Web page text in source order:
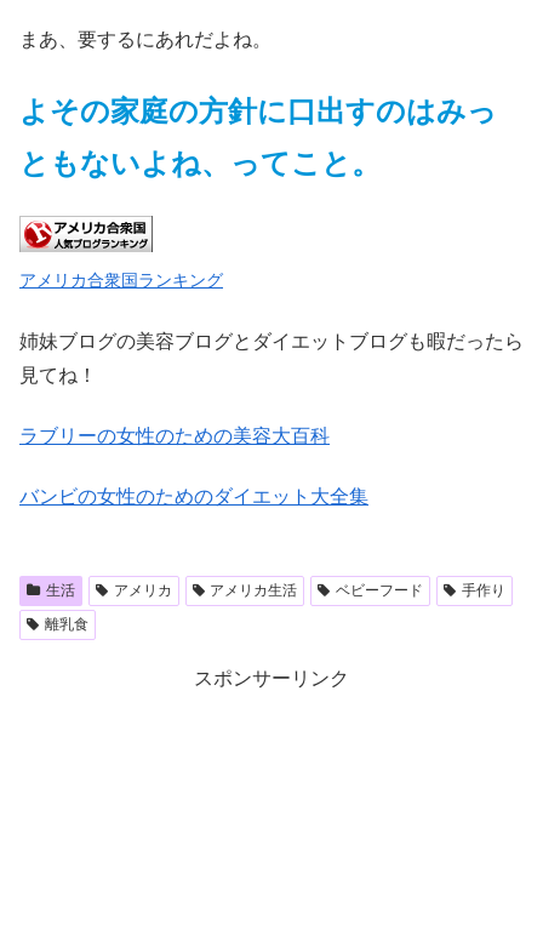
まあ、要するにあれだよね。
よその家庭の方針に口出すのはみっ
ともないよね、ってこと。
アメリカ合衆国ランキング
姉妹ブログの美容ブログとダイエットブログも暇だったら
見てね！
ラブリーの女性のための美容大百科
バンビの女性のためのダイエット大全集
生活 アメリカ アメリカ生活 ベビーフード
手作り
離乳食
スポンサーリンク